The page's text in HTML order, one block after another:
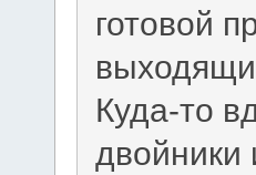
готовой
Куда-то
двойники